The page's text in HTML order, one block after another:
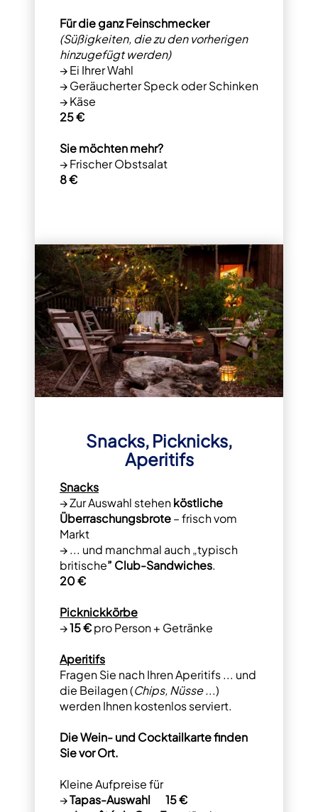
Für die ganz Feinschmecker
(Süßigkeiten, die zu den vorherigen
hinzugefügt werden)
→ Ei Ihrer Wahl
→ Geräucherter Speck oder Schinken
→ Käse
25 €
Sie möchten mehr?
→ Frischer Obstsalat
8 €
Snacks, Picknicks,
Aperitifs
Snacks
→ Zur Auswahl stehenköstliche
Überraschungsbrote– frisch vom
Markt
→ ... und manchmal auch „typisch
britische” Club-Sandwiches.
20 €
Picknickkörbe
→15 €pro Person + Getränke
Aperitifs
Fragen Sie nach Ihren Aperitifs ... und
die Beilagen (Chips, Nüsse ...)
werden Ihnen kostenlos serviert.
Die Wein- und Cocktailkarte finden
Sie vor Ort.
Kleine Aufpreise für
→Tapas-Auswahl
15 €